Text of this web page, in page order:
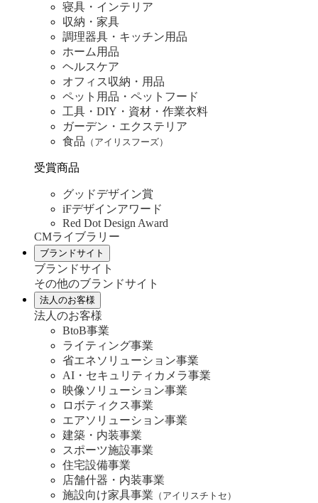
寝具・インテリア
収納・家具
調理器具・キッチン用品
ホーム用品
ヘルスケア
オフィス収納・用品
ペット用品・ペットフード
工具・DIY・資材・作業衣料
ガーデン・エクステリア
食品 （アイリスフーズ）
受賞商品
グッドデザイン賞
iFデザインアワード
Red Dot Design Award
CMライブラリー
ブランドサイト
ブランドサイト
その他のブランドサイト
法人のお客様
法人のお客様
BtoB事業
ライティング事業
省エネソリューション事業
AI・セキュリティカメラ事業
映像ソリューション事業
ロボティクス事業
エアソリューション事業
建築・内装事業
スポーツ施設事業
住宅設備事業
店舗什器・内装事業
施設向け家具事業 （アイリスチトセ）